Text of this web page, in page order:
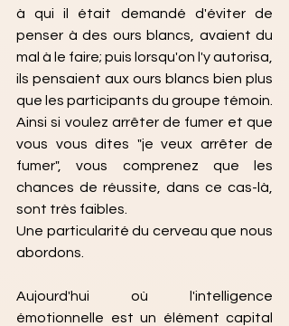
à qui il était demandé d'éviter de
penser à des ours blancs, avaient du
mal à le faire; puis lorsqu'on l'y autorisa,
ils pensaient aux ours blancs bien plus
Ainsi si voulez arrêter de fumer et que
vous vous dites "je veux arrêter de
fumer", vous comprenez que les
chances de réussite, dans ce cas-là,
sont très faibles.
Une particularité du cerveau que nous
abordons.
Aujourd'hui où l'intelligence
émotionnelle est un élément capital